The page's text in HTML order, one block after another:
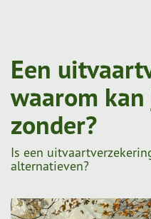
Een
waarom
zonder?
Is een
alternatieven?